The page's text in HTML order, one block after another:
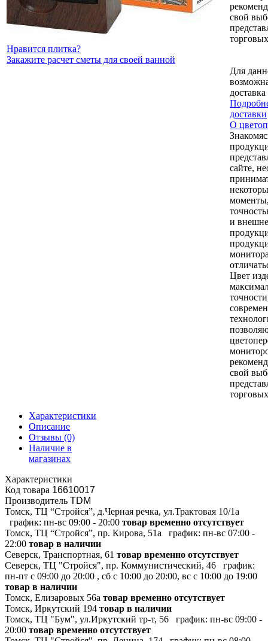
Нравится плитка?
Закажите расчет сметы для своей ванной
свой
Для
доставка
доставки
О
сайте,
и
Цвет
свой
Характеристики
Описание
Отзывы (0)
Наличие в
магазинах
Характеристики
Код товара 16610017
Производитель TDM
Томск, ТЦ “Стройся”, д.Черная речка, ул.Трактовая 10/1а
график: пн-вс 09:00 - 20:00 товар временно отсутствует
Томск, ТЦ “Стройся”, пр. Кирова, 51а
график: пн-вс 07:00 -
22:00 товар в наличии
Северск, Транспортная, 61 товар временно отсутствует
Северск, ТЦ "Стройся", пр. Коммунистический, 46
график:
пн-пт с 09:00 до 20:00 , сб с 10:00 до 20:00, вс с 10:00 до 19:00
товар в наличии
Томск, Елизаровых 56а товар временно отсутствует
Томск, Иркутский 194 товар в наличии
Томск, ТЦ "Бум", ул.Иркутский тр-т, 56
график: пн-вс 09:00 -
20:00 товар временно отсутствует